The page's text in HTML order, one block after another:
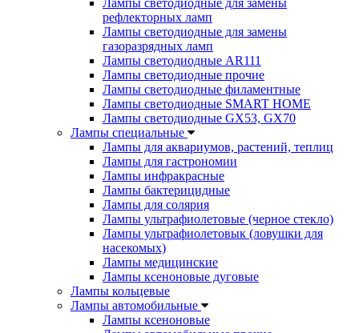
Лампы светодиодные для замены
рефлекторных ламп
Лампы светодиодные для замены
газоразрядных ламп
Лампы светодиодные AR111
Лампы светодиодные прочие
Лампы светодиодные филаментные
Лампы светодиодные SMART HOME
Лампы светодиодные GX53, GX70
Лампы специальные
Лампы для аквариумов, растений, теплиц
Лампы для гастрономии
Лампы инфракрасные
Лампы бактерицидные
Лампы для солярия
Лампы ультрафиолетовые (черное стекло)
Лампы ультрафиолетовык (ловушки для
насекомых)
Лампы медицинские
Лампы ксеноновые дуговые
Лампы кольцевые
Лампы автомобильные
Лампы ксеноновые